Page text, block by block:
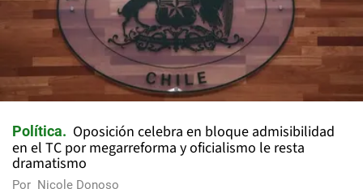
Política
Oposición celebra en bloque admisibilidad
en el TC por megarreforma y oficialismo le resta
dramatismo
Por Nicole Donoso